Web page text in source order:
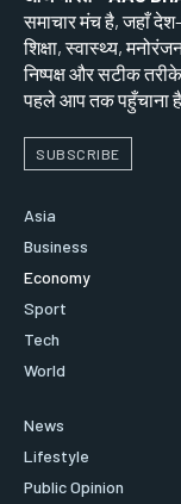
समाचार मंच है, जहाँ
शिक्षा, स्वास्थ्य,
निष्पक्ष और सटीक
पहले आप तक पहुँचाना
SUBSCRIBE
Asia
Business
Economy
Sport
Tech
World
News
Lifestyle
Public Opinion